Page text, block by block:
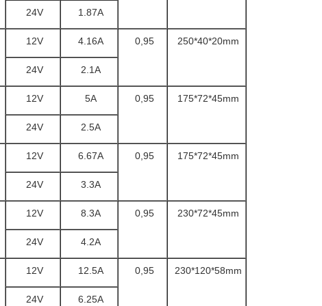
24V 1.87A
12V 4.16A 0,95 250*40*20mm
24V 2.1A
12V 5A 0,95 175*72*45mm
24V 2.5A
12V 6.67A 0,95 175*72*45mm
24V 3.3A
12V 8.3A 0,95 230*72*45mm
24V 4.2A
12V 12.5A 0,95 230*120*58mm
24V 6.25A